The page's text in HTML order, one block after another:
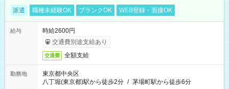
派遣 職種未経験OK ブランクOK WEB登録・面接OK
給与
時給2600円
交通費別途支給あり
交通費 全額支給
勤務地
東京都中央区
八丁堀(東京都)駅から徒歩2分 / 茅場町駅から徒歩6分